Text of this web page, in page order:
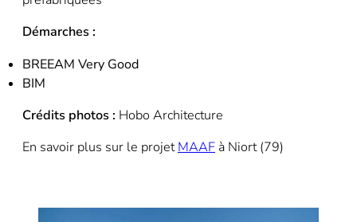
Démarches :
BREEAM Very Good
BIM
Crédits photos : Hobo Architecture
En savoir plus sur le projetMAAF à Niort (79)